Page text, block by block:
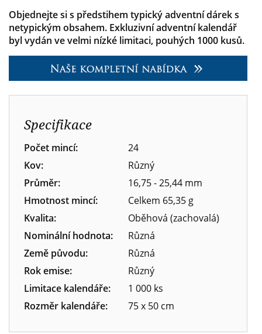
Objednejte si s předstihem typický adventní dárek s
netypickým obsahem. Exkluzivní adventní kalendář
byl vydán ve velmi nízké limitaci, pouhých 1000 kusů.
Specifikace
Počet mincí:
24
Kov:
Různý
Průměr:
16,75 - 25,44 mm
Hmotnost mincí:
Celkem 65,35 g
Kvalita:
Oběhová (zachovalá)
Nominální hodnota:
Různá
Země původu:
Různá
Rok emise:
Různý
Limitace kalendáře:
1 000 ks
Rozměr kalendáře:
75 x 50 cm